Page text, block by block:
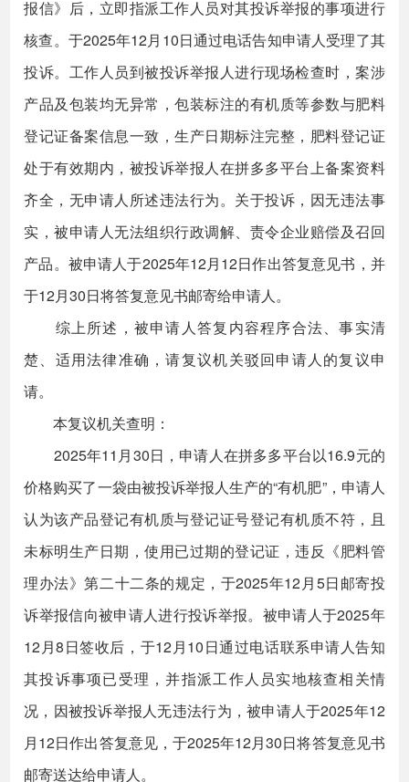
报信》后，立即指派工作人员对其投诉举报的事项进行
核查。于2025年12月10日通过电话告知申请人受理了其
投诉。工作人员到被投诉举报人进行现场检查时，案涉
产品及包装均无异常，包装标注的有机质等参数与肥料
登记证备案信息一致，生产日期标注完整，肥料登记证
处于有效期内，被投诉举报人在拼多多平台上备案资料
齐全，无申请人所述违法行为。关于投诉，因无违法事
实，被申请人无法组织行政调解、责令企业赔偿及召回
产品。被申请人于2025年12月12日作出答复意见书，并
于12月30日将答复意见书邮寄给申请人。
综上所述，被申请人答复内容程序合法、事实清
楚、适用法律准确，请复议机关驳回申请人的复议申
请。
本复议机关查明：
2025年11月30日，申请人在拼多多平台以16.9元的
价格购买了一袋由被投诉举报人生产的“有机肥”，申请人
认为该产品登记有机质与登记证号登记有机质不符，且
未标明生产日期，使用已过期的登记证，违反《肥料管
理办法》第二十二条的规定，于2025年12月5日邮寄投
诉举报信向被申请人进行投诉举报。被申请人于2025年
12月8日签收后，于12月10日通过电话联系申请人告知
其投诉事项已受理，并指派工作人员实地核查相关情
况，因被投诉举报人无违法行为，被申请人于2025年12
月12日作出答复意见，于2025年12月30日将答复意见书
邮寄送达给申请人。